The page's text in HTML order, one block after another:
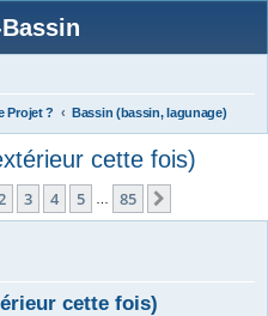
Projet ? Bassin (bassin, lagunage)
cette fois)
sur85
3 4 5 85
cette fois)